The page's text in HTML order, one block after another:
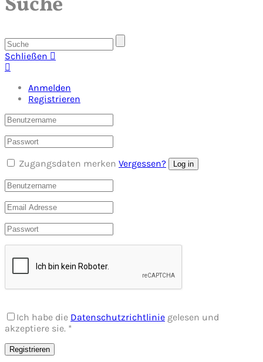
Schließen
Anmelden
Registrieren
Zugangsdaten merken Vergessen? Log in
Ich habe die Datenschutzrichtlinie gelesen und
akzeptiere sie. *
Registrieren